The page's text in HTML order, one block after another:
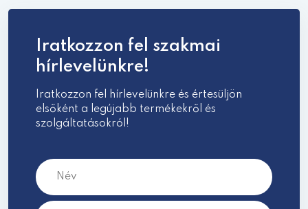
Iratkozzon fel szakmai
hírlevelünkre!
Iratkozzon fel hírlevelünkre és értesüljön
elsőként a legújabb termékekről és
szolgáltatásokról!